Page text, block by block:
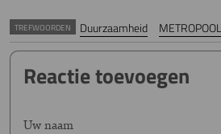
TREFWOORDEN Duurzaamheid
Reactie toevoegen
Uw naam